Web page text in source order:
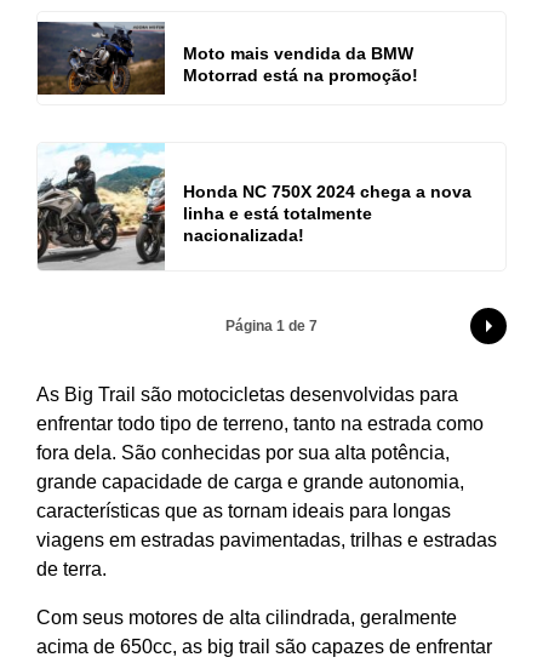
Moto mais vendida da BMW
Motorrad está na promoção!
Honda NC 750X 2024 chega a nova
linha e está totalmente
nacionalizada!
Página 1 de 7
As Big Trail são motocicletas desenvolvidas para
enfrentar todo tipo de terreno, tanto na estrada como
fora dela. São conhecidas por sua alta potência,
grande capacidade de carga e grande autonomia,
características que as tornam ideais para longas
viagens em estradas pavimentadas, trilhas e estradas
de terra.
Com seus motores de alta cilindrada, geralmente
acima de 650cc, as big trail são capazes de enfrentar